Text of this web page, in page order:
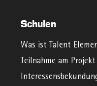
Schulen
Was ist Talent
Teilnahme am Projekt